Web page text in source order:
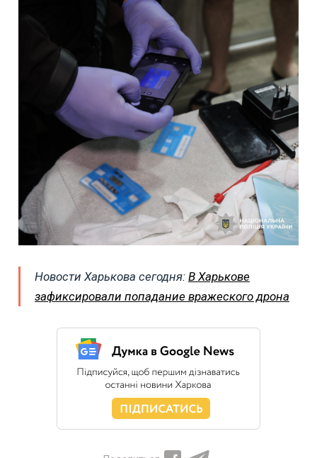
Новости Харькова сегодня: В Харькове
зафиксировали попадание вражеского дрона